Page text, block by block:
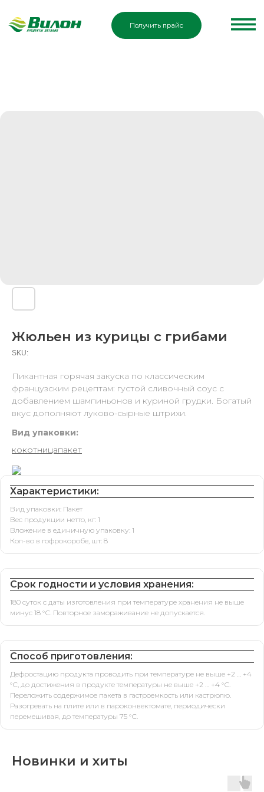
Получить прайс
Жюльен из курицы с грибами
SKU:
Пикантная горячая закуска по классическим
французским рецептам: густой сливочный соус с
добавлением шампиньонов и куриной грудки. Богатый
вкус дополняют луково-сырные штрихи.
Вид упаковки:
кокотницапакет
Характеристики:
Вид упаковки: Пакет
Вес продукции нетто, кг: 1
Вложение в единичную упаковку: 1
Кол-во в гофрокоробе, шт: 8
Срок годности и условия хранения:
180 суток с даты изготовления при температуре хранения не выше
минус 18 °С. Повторное замораживание не допускается.
Способ приготовления:
Дефростацию продукта проводить при температуре не выше +2 … +4
°С, до достижения в продукте температуры не выше +2 … +4 °С.
Переложить содержимое пакета в гастроемкость или кастрюлю.
Разогревать на плите или в пароконвектомате, периодически
перемешивая, до температуры 75 °С.
Новинки и хиты